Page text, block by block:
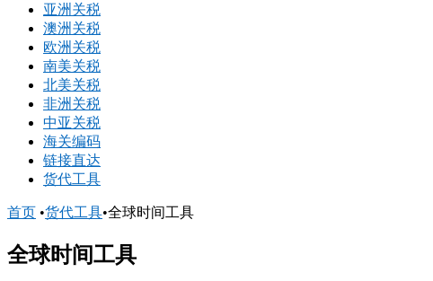
亚洲关税
澳洲关税
欧洲关税
南美关税
北美关税
非洲关税
中亚关税
海关编码
链接直达
货代工具
首页 •货代工具•全球时间工具
全球时间工具